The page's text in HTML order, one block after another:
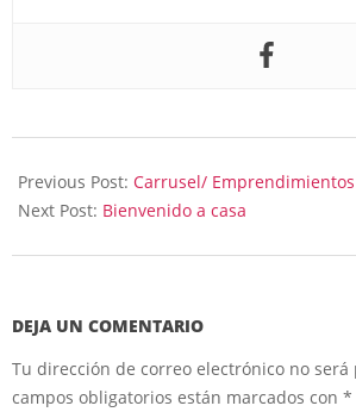
03-
06
Previous Post: Carrusel/ Emprendimientos
Next Post: Bienvenido a casa
DEJA UN COMENTARIO
Tu dirección de correo electrónico no será
campos obligatorios están marcados con *